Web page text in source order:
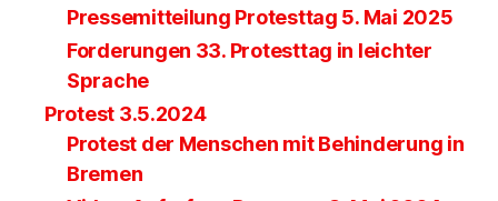
Pressemitteilung Protesttag 5. Mai 2025
Forderungen 33. Protesttag in leichter
Sprache
Protest 3.5.2024
Protest der Menschen mit Behinderung in
Bremen